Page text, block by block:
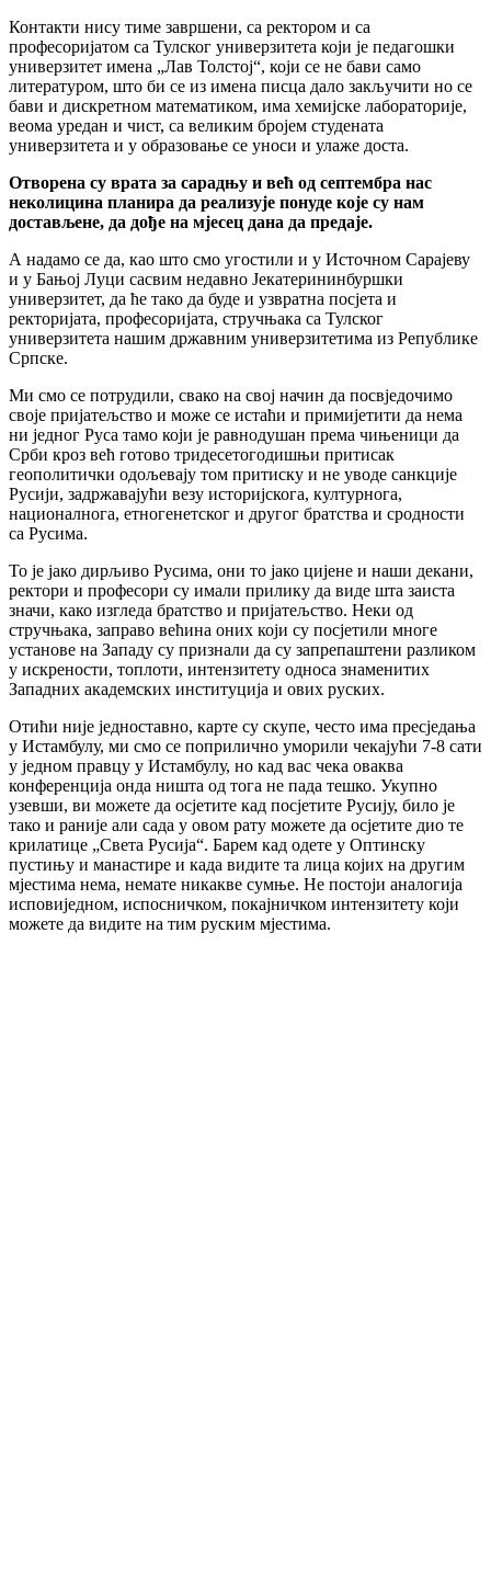
Контакти нису тиме завршени, са ректором и са
професоријатом са Тулског универзитета који је педагошки
универзитет имена „Лав Толстој“, који се не бави само
литературом, што би се из имена писца дало закључити но се
бави и дискретном математиком, има хемијске лабораторије,
веома уредан и чист, са великим бројем студената
универзитета и у образовање се уноси и улаже доста.
Отворена су врата за сарадњу и већ од септембра нас
неколицина планира да реализује понуде које су нам
достављене, да дође на мјесец дана да предаје.
А надамо се да, као што смо угостили и у Источном Сарајеву
и у Бањој Луци сасвим недавно Јекатерининбуршки
универзитет, да ће тако да буде и узвратна посјета и
ректоријата, професоријата, стручњака са Тулског
универзитета нашим државним универзитетима из Републике
Српске.
Ми смо се потрудили, свако на свој начин да посвједочимо
своје пријатељство и може се истаћи и примијетити да нема
ни једног Руса тамо који је равнодушан према чињеници да
Срби кроз већ готово тридесетогодишњи притисак
геополитички одољевају том притиску и не уводе санкције
Русији, задржавајући везу историјскога, културнога,
националнога, етногенетског и другог братства и сродности
са Русима.
То је јако дирљиво Русима, они то јако цијене и наши декани,
ректори и професори су имали прилику да виде шта заиста
значи, како изгледа братство и пријатељство. Неки од
стручњака, заправо већина оних који су посјетили многе
установе на Западу су признали да су запрепаштени разликом
у искрености, топлоти, интензитету односа знаменитих
Западних академских институција и ових руских.
Отићи није једноставно, карте су скупе, често има пресједања
у Истамбулу, ми смо се поприлично уморили чекајући 7-8 сати
у једном правцу у Истамбулу, но кад вас чека оваква
конференција онда ништа од тога не пада тешко. Укупно
узевши, ви можете да осјетите кад посјетите Русију, било је
тако и раније али сада у овом рату можете да осјетите дио те
крилатице „Света Русија“. Барем кад одете у Оптинску
пустињу и манастире и када видите та лица којих на другим
мјестима нема, немате никакве сумње. Не постоји аналогија
исповиједном, испосничком, покајничком интензитету који
можете да видите на тим руским мјестима.